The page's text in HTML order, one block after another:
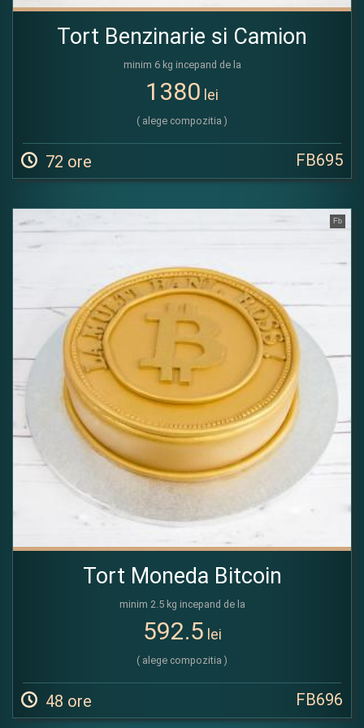
Tort Benzinarie si Camion
minim 6 kg incepand de la
1380 lei
( alege compozitia )
72 ore FB695
Fb
Tort Moneda Bitcoin
minim 2.5 kg incepand de la
592.5 lei
( alege compozitia )
48 ore FB696